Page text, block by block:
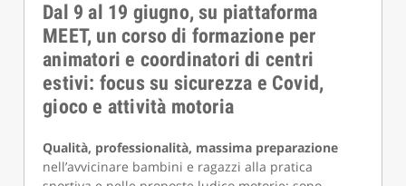
Dal 9 al 19 giugno, su piattaforma
MEET, un corso di formazione per
animatori e coordinatori di centri
estivi: focus su sicurezza e Covid,
gioco e attività motoria
Qualità, professionalità, massima preparazione
nell’avvicinare bambini e ragazzi alla pratica